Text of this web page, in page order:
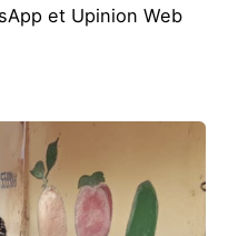
et Upinion Web